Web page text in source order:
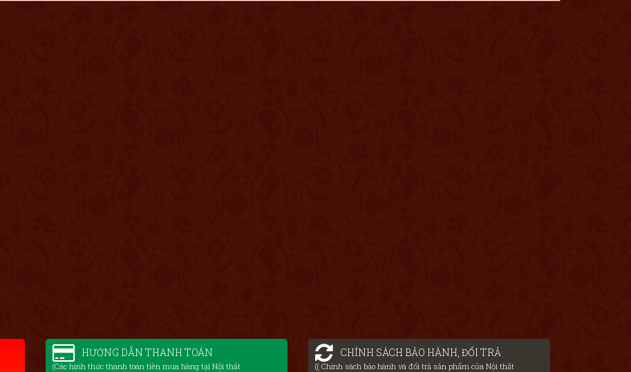
HƯỚNG DẪN THANH TOÁN
(Các hình thức thanh toán tiền mua hàng tại Nội thất
CHÍNH SÁCH BẢO HÀNH, ĐỔI TRẢ
(( Chính sách bảo hành và đổi trả sản phẩm của Nội thất